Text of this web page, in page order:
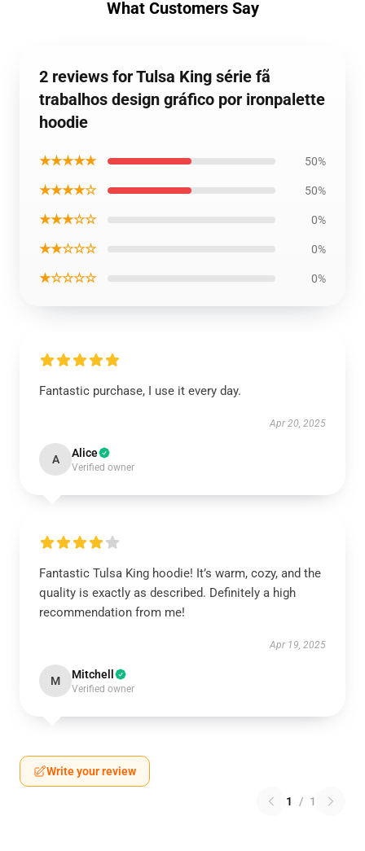
What Customers Say
2 reviews for Tulsa King série fã
trabalhos design gráfico por ironpalette
hoodie
★★★★★ 50%
★★★★☆ 50%
★★★☆☆ 0%
★★☆☆☆ 0%
★☆☆☆☆ 0%
Fantastic purchase, I use it every day.
Apr 20, 2025
A Alice
Verified owner
Fantastic Tulsa King hoodie! It’s warm, cozy, and the
quality is exactly as described. Definitely a high
recommendation from me!
Apr 19, 2025
M Mitchell
Verified owner
Write your review
1 / 1